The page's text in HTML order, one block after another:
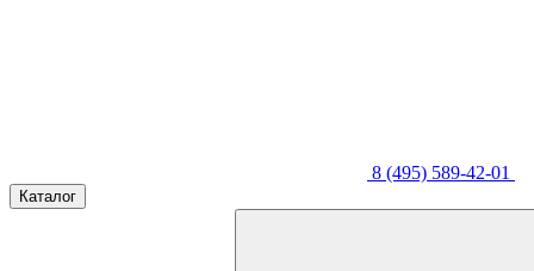
8 (495) 589-42-01
Каталог